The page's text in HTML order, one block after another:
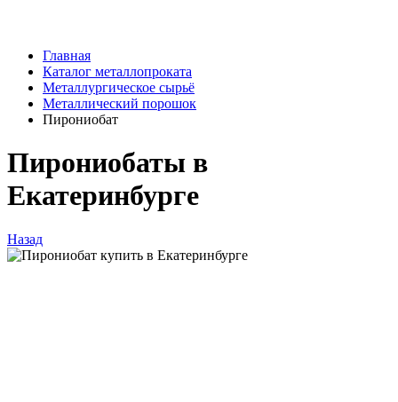
Главная
Каталог металлопроката
Металлургическое сырьё
Металлический порошок
Пирониобат
Пирониобаты в
Екатеринбурге
Назад